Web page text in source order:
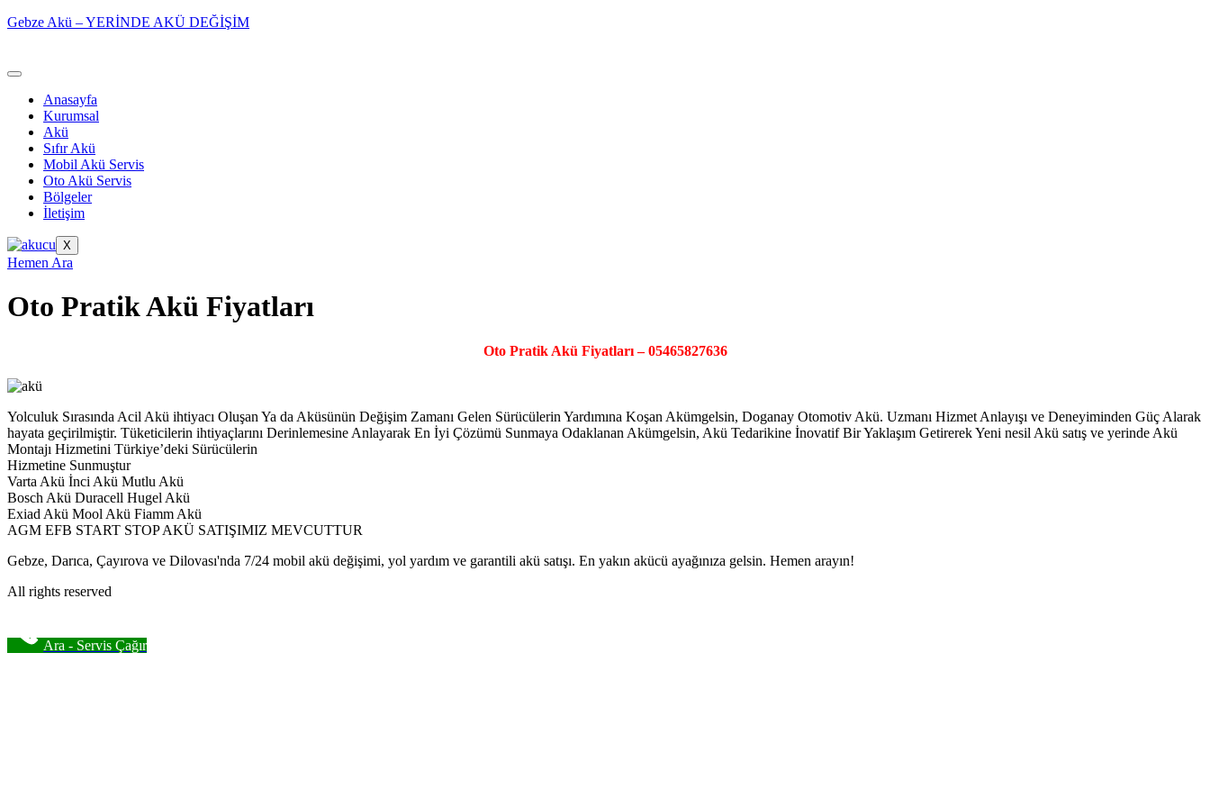
Gebze Akü – YERİNDE AKÜ DEĞİŞİM
Anasayfa
Kurumsal
Akü
Sıfır Akü
Mobil Akü Servis
Oto Akü Servis
Bölgeler
İletişim
X
Hemen Ara
Oto Pratik Akü Fiyatları
Oto Pratik Akü Fiyatları – 05465827636
Yolculuk Sırasında Acil Akü ihtiyacı Oluşan Ya da Aküsünün Değişim Zamanı Gelen Sürücülerin Yardımına Koşan Akümgelsin, Doganay Otomotiv Akü. Uzmanı Hizmet Anlayışı ve Deneyiminden Güç Alarak
hayata geçirilmiştir. Tüketicilerin ihtiyaçlarını Derinlemesine Anlayarak En İyi Çözümü Sunmaya Odaklanan Akümgelsin, Akü Tedarikine İnovatif Bir Yaklaşım Getirerek Yeni nesil Akü satış ve yerinde Akü
Montajı Hizmetini Türkiye’deki Sürücülerin
Hizmetine Sunmuştur
Varta Akü İnci Akü Mutlu Akü
Bosch Akü Duracell Hugel Akü
Exiad Akü Mool Akü Fiamm Akü
AGM EFB START STOP AKÜ SATIŞIMIZ MEVCUTTUR
Gebze, Darıca, Çayırova ve Dilovası'nda 7/24 mobil akü değişimi, yol yardım ve garantili akü satışı. En yakın akücü ayağınıza gelsin. Hemen arayın!
All rights reserved
Ara - Servis Çağır